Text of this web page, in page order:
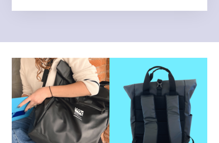
habitual con la llegada de la pandemia. Vivimos con ellos,
trabaja y se concilia la vida familiar y personal.
#VidasenlíneaUOC #25añosUOC ¡No te pierdas el web oficial
con material extra del documental! 👉w.uoc.edu/vidas-
linea